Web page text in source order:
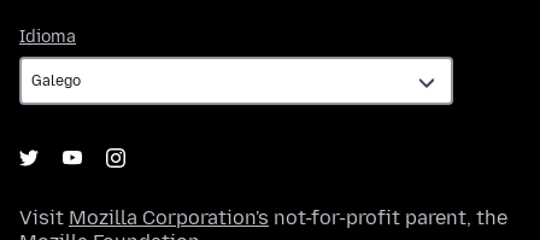
Idioma
Visit Mozilla Corporation's not-for-profit parent, the